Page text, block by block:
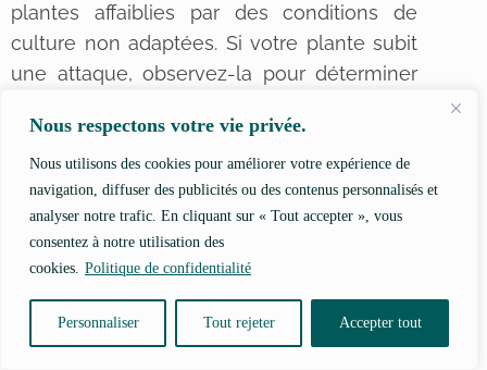
Nous respectons votre vie privée.
Nous utilisons des cookies pour améliorer votre expérience de
navigation, diffuser des publicités ou des contenus personnalisés et
analyser notre trafic. En cliquant sur « Tout accepter », vous
consentez à notre utilisation des
cookies. Politique de confidentialité
Personnaliser Tout rejeter Accepter tout
plantes affaiblies par des conditions de
culture non adaptées. Si votre plante subit
une attaque, observez-la pour déterminer
souvent, il s’agit d’un manque de lumière ou
d’un arrosage mal ajusté.
Multiplication
La manière la plus simple et rapide de
multiplier l’arbre de jade est le bouturage. Il